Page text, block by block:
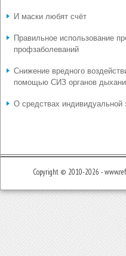
И маски любят счёт
Правильное использование
профзаболеваний
Снижение вредного
помощью СИЗ органов
О средствах
Copyright © 2010-2026 -